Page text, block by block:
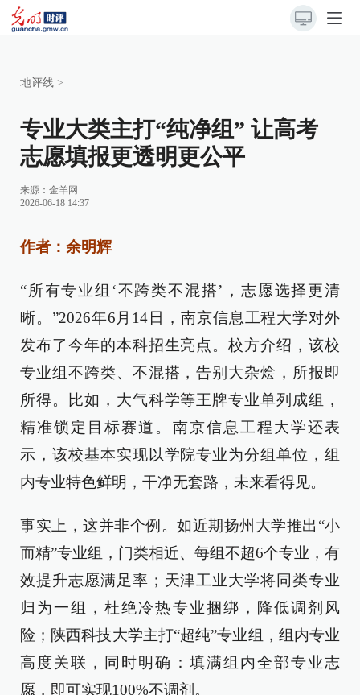
地评线 >
专业大类主打“纯净组” 让高考
志愿填报更透明更公平
来源： 金羊网
2026-06-18 14:37
作者：余明辉
“所有专业组‘不跨类不混搭’，志愿选择更清
晰。”2026年6月14日，南京信息工程大学对外
发布了今年的本科招生亮点。校方介绍，该校
专业组不跨类、不混搭，告别大杂烩，所报即
所得。比如，大气科学等王牌专业单列成组，
精准锁定目标赛道。南京信息工程大学还表
示，该校基本实现以学院专业为分组单位，组
内专业特色鲜明，干净无套路，未来看得见。
事实上，这并非个例。如近期扬州大学推出“小
而精”专业组，门类相近、每组不超6个专业，有
效提升志愿满足率；天津工业大学将同类专业
归为一组，杜绝冷热专业捆绑，降低调剂风
险；陕西科技大学主打“超纯”专业组，组内专业
高度关联，同时明确：填满组内全部专业志
愿，即可实现100%不调剂。